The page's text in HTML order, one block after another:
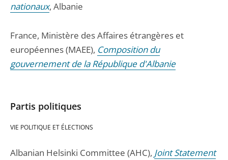
nationaux, Albanie
France, Ministère des Affaires étrangères et
européennes (MAEE), Composition du
gouvernement de la République d'Albanie
Partis politiques
VIE POLITIQUE ET ÉLECTIONS
Albanian Helsinki Committee (AHC), Joint Statement